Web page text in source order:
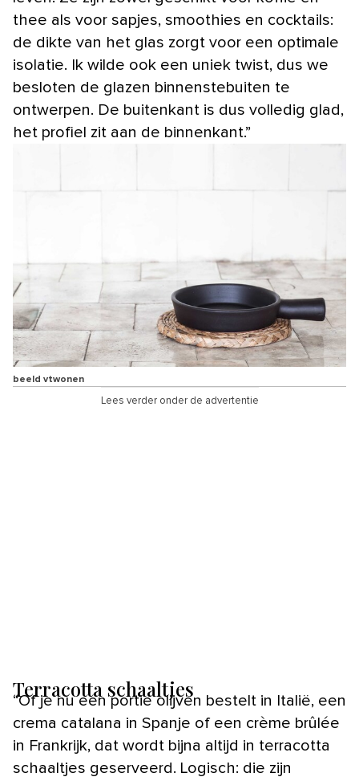
thee als voor sapjes, smoothies en cocktails:
de dikte van het glas zorgt voor een optimale
isolatie. Ik wilde ook een uniek twist, dus we
besloten de glazen binnenstebuiten te
ontwerpen. De buitenkant is dus volledig glad,
het profiel zit aan de binnenkant.”
beeld vtwonen
Lees verder onder de advertentie
Terracotta schaaltjes
“Of je nu een portie olijven bestelt in Italië, een
crema catalana in Spanje of een crème brûlée
in Frankrijk, dat wordt bijna altijd in terracotta
schaaltjes geserveerd. Logisch: die zijn